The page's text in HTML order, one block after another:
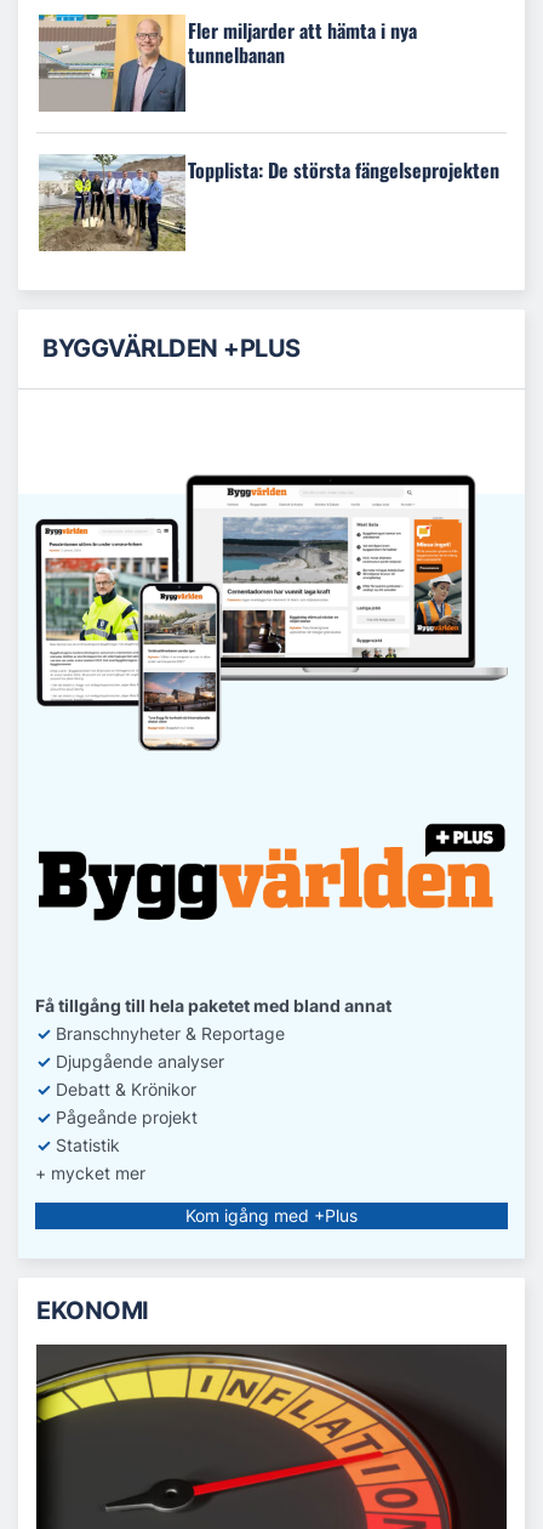
Fler miljarder att hämta i nya
tunnelbanan
Topplista: De största fängelseprojekten
BYGGVÄRLDEN +PLUS
Få tillgång till hela paketet med bland annat
✓ Branschnyheter & Reportage
✓ Djupgående analyser
✓ Debatt & Krönikor
✓ Pågeånde projekt
✓ Statistik
+ mycket mer
Kom igång med +Plus
EKONOMI